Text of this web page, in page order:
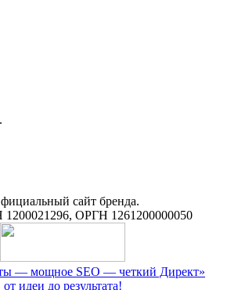
сайт бренда.
ОРГН 1261200000050
— мощное SEO — четкий Директ»
от идеи до результата!